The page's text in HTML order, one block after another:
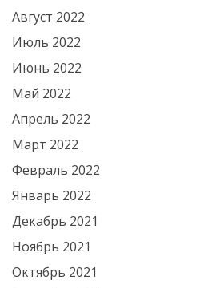
Август 2022
Июль 2022
Июнь 2022
Май 2022
Апрель 2022
Март 2022
Февраль 2022
Январь 2022
Декабрь 2021
Ноябрь 2021
Октябрь 2021